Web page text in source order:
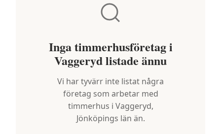
Inga timmerhusföretag i
Vaggerydlistade ännu
Vi har tyvärr inte listat några
företag som arbetar med
timmerhus i Vaggeryd,
Jönköpings län än.